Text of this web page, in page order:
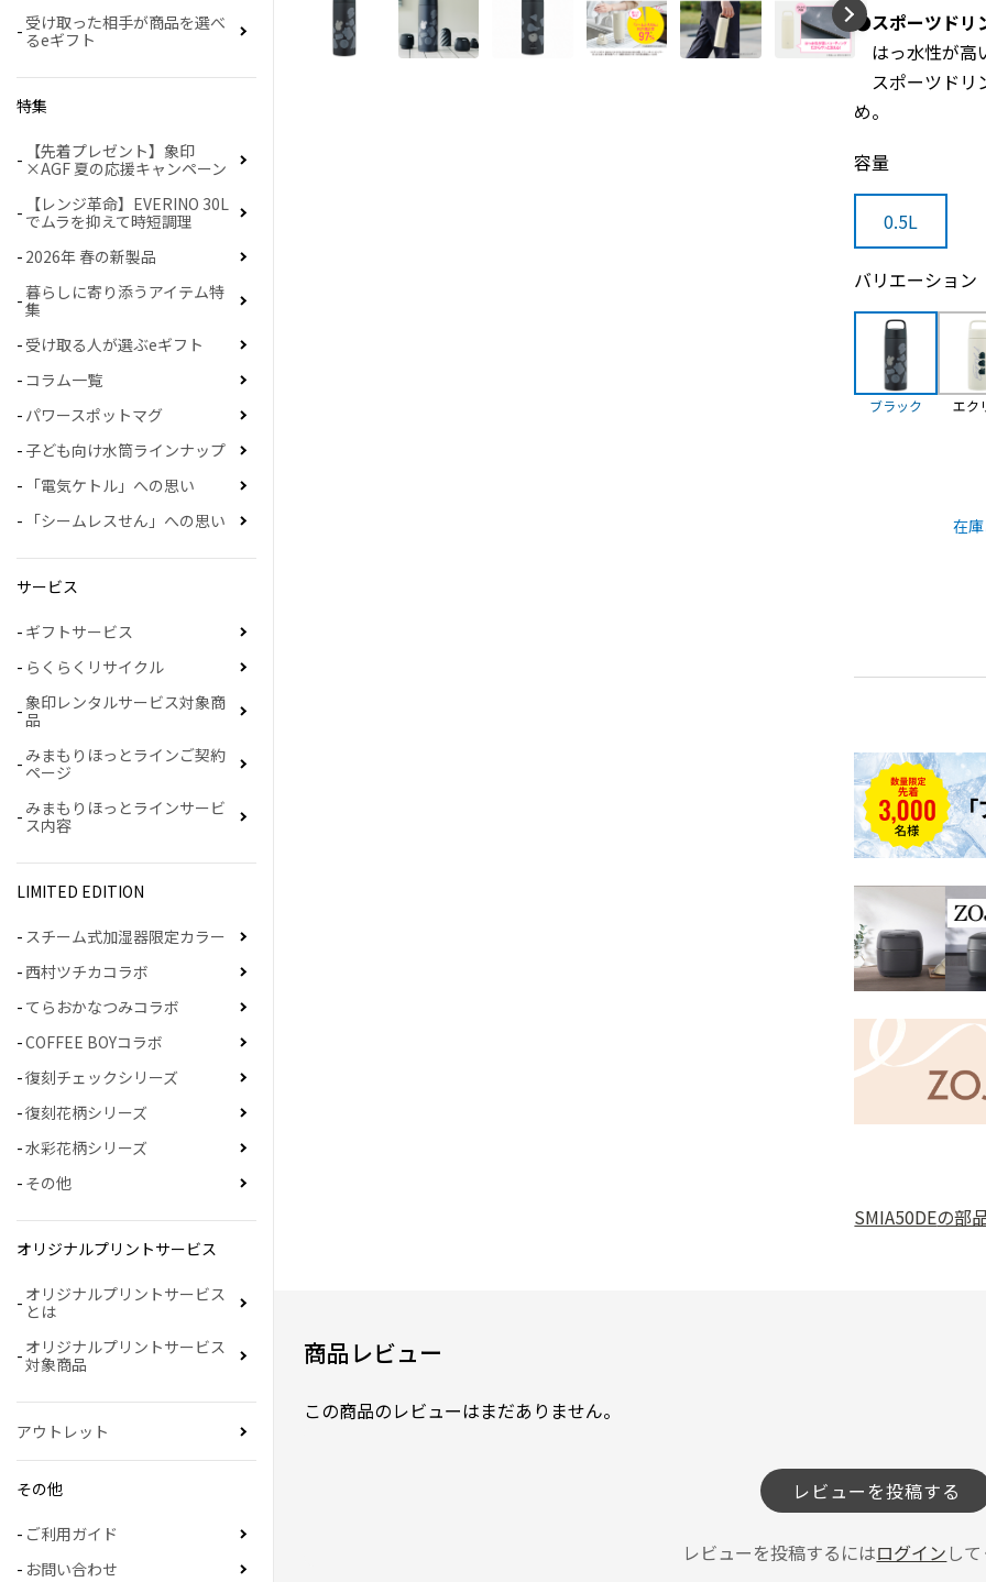
●スポーツドリ
はっ水性が高
スポーツドリ
め。
容量
0.5L
バリエーション
ブラック エク
在
SMIA50DEの部
商品レビュー
この商品のレビューはまだありません。
レビューを投稿する
レビューを投稿するにはログイン し
受け取った相手が商品を選べ
るeギフト
特集
【先着プレゼント】象印
×AGF 夏の応援キャンペーン
【レンジ革命】EVERINO 30L
でムラを抑えて時短調理
2026年 春の新製品
暮らしに寄り添うアイテム特
集
受け取る人が選ぶeギフト
コラム一覧
パワースポットマグ
子ども向け水筒ラインナップ
「電気ケトル」への思い
「シームレスせん」への思い
サービス
ギフトサービス
らくらくリサイクル
象印レンタルサービス対象商
品
みまもりほっとラインご契約
ページ
みまもりほっとラインサービ
ス内容
LIMITED EDITION
スチーム式加湿器限定カラー
西村ツチカコラボ
てらおかなつみコラボ
COFFEE BOYコラボ
復刻チェックシリーズ
復刻花柄シリーズ
水彩花柄シリーズ
その他
オリジナルプリントサービス
オリジナルプリントサービス
とは
オリジナルプリントサービス
対象商品
アウトレット
その他
ご利用ガイド
お問い合わせ